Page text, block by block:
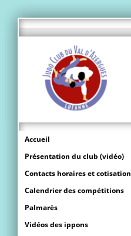
Accueil
Présentation du club (vidéo)
Contacts horaires et cotisation
Calendrier des compétitions
Palmarès
Vidéos des ippons